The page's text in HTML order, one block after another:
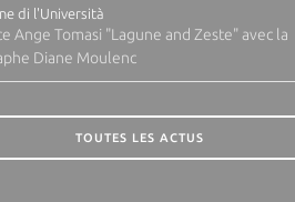
di l'Università
Ange Tomasi "Lagune and Zeste" avec la
Diane Moulenc
TOUTES LES ACTUS